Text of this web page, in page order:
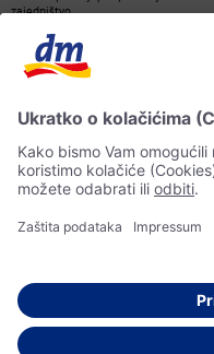
zajedništvo.
© 2026 dm-drogerie markt d.o.o.